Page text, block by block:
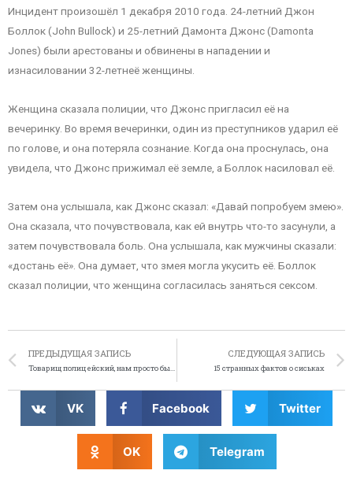
Инцидент произошёл 1 декабря 2010 года. 24-летний Джон
Боллок (John Bullock) и 25-летний Дамонта Джонс (Damonta
Jones) были арестованы и обвинены в нападении и
изнасиловании 32-летнеё женщины.
Женщина сказала полиции, что Джонс пригласил её на
вечеринку. Во время вечеринки, один из преступников ударил её
по голове, и она потеряла сознание. Когда она проснулась, она
увидела, что Джонс прижимал её земле, а Боллок насиловал её.
Затем она услышала, как Джонс сказал: «Давай попробуем змею».
Она сказала, что почувствовала, как ей внутрь что-то засунули, а
затем почувствовала боль. Она услышала, как мужчины сказали:
«достань её». Она думает, что змея могла укусить её. Боллок
сказал полиции, что женщина согласилась заняться сексом.
ПРЕДЫДУЩАЯ ЗАПИСЬ
Товарищ полицейский, нам просто было скучно
СЛЕДУЮЩАЯ ЗАПИСЬ
15 странных фактов о сиськах
VK Facebook Twitter
OK Telegram